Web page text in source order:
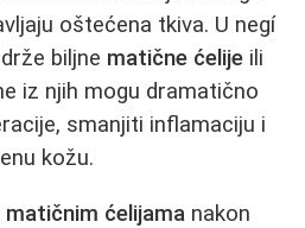
oštećena tkiva. U negí
biljne matične ćelije ili
iz njih mogu dramatično
smanjiti inflamaciju i
kožu.
matičnim ćelijama nakon